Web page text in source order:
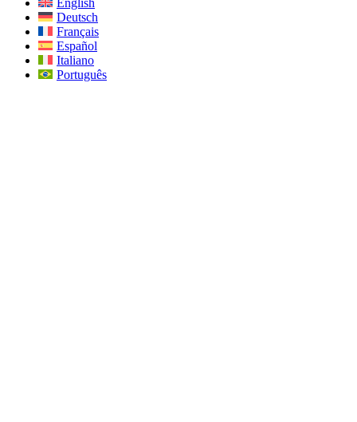
English
Deutsch
Français
Español
Italiano
Português